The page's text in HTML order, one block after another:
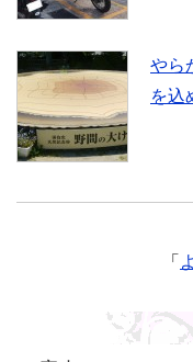
やら
を込
「